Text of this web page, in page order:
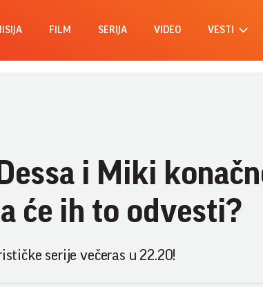
FILM SERIJA VIDEO VESTI
i Miki
će ih to odvesti?
serije večeras u 22.20!